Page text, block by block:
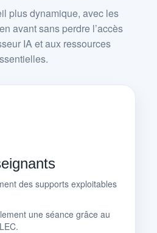
plus dynamique, avec les
avant sans perdre l’accès
IA et aux ressources
des supports exploitables
une séance grâce au